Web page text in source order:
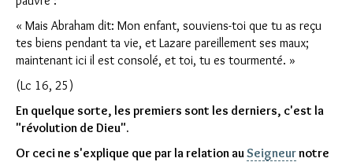
« Mais Abraham dit: Mon enfant, souviens-toi que tu as reçu
tes biens pendant ta vie, et Lazare pareillement ses maux;
maintenant ici il est consolé, et toi, tu es tourmenté. »
(Lc 16, 25)
En quelque sorte, les premiers sont les derniers, c'est la
"révolution de Dieu".
Or ceci ne s'explique que par la relation auSeigneurnotre